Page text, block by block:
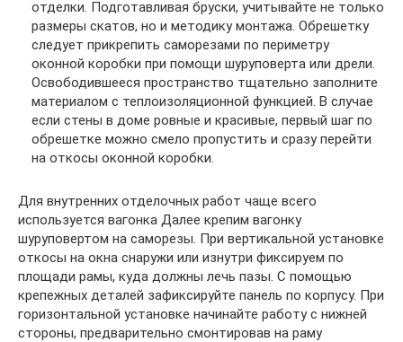
отделки. Подготавливая бруски, учитывайте не только
размеры скатов, но и методику монтажа. Обрешетку
следует прикрепить саморезами по периметру
оконной коробки при помощи шуруповерта или дрели.
Освободившееся пространство тщательно заполните
материалом с теплоизоляционной функцией. В случае
если стены в доме ровные и красивые, первый шаг по
обрешетке можно смело пропустить и сразу перейти
на откосы оконной коробки.
Для внутренних отделочных работ чаще всего
используется вагонка Далее крепим вагонку
шуруповертом на саморезы. При вертикальной установке
откосы на окна снаружи или изнутри фиксируем по
площади рамы, куда должны лечь пазы. С помощью
крепежных деталей зафиксируйте панель по корпусу. При
горизонтальной установке начинайте работу с нижней
стороны, предварительно смонтировав на раму